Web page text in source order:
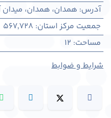
آدرس: همدان، همدان، میدان
جمعیت مرکز استان:
567,728
مساحت:
12
شرایط و ضوابط